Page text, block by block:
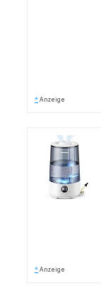
* Anzeige
* Anzeige